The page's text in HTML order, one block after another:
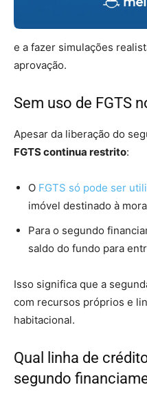
e a fazer simulações
aprovação.
Sem uso de FGTS
Apesar da liberação do
FGTS continua restrito:
O FGTS só pode ser
imóvel destinado à
Para o segundo
saldo do fundo para
Isso significa que a
com recursos próprios e
habitacional.
Qual linha de
segundo